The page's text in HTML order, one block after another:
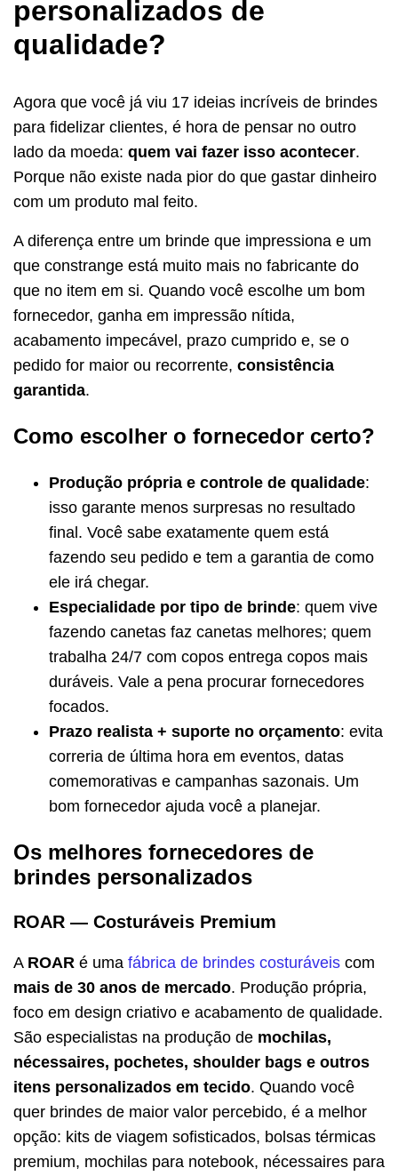
personalizados de
qualidade?
Agora que você já viu 17 ideias incríveis de brindes
para fidelizar clientes, é hora de pensar no outro
lado da moeda: quem vai fazer isso acontecer.
Porque não existe nada pior do que gastar dinheiro
com um produto mal feito.
A diferença entre um brinde que impressiona e um
que constrange está muito mais no fabricante do
que no item em si. Quando você escolhe um bom
fornecedor, ganha em impressão nítida,
acabamento impecável, prazo cumprido e, se o
pedido for maior ou recorrente, consistência
garantida.
Como escolher o fornecedor certo?
Produção própria e controle de qualidade:
isso garante menos surpresas no resultado
final. Você sabe exatamente quem está
fazendo seu pedido e tem a garantia de como
ele irá chegar.
Especialidade por tipo de brinde: quem vive
fazendo canetas faz canetas melhores; quem
trabalha 24/7 com copos entrega copos mais
duráveis. Vale a pena procurar fornecedores
focados.
Prazo realista + suporte no orçamento: evita
correria de última hora em eventos, datas
comemorativas e campanhas sazonais. Um
bom fornecedor ajuda você a planejar.
Os melhores fornecedores de
brindes personalizados
ROAR — Costuráveis Premium
A ROAR é uma fábrica de brindes costuráveis com
mais de 30 anos de mercado. Produção própria,
foco em design criativo e acabamento de qualidade.
São especialistas na produção de mochilas,
nécessaires, pochetes, shoulder bags e outros
itens personalizados em tecido. Quando você
quer brindes de maior valor percebido, é a melhor
opção: kits de viagem sofisticados, bolsas térmicas
premium, mochilas para notebook, nécessaires para